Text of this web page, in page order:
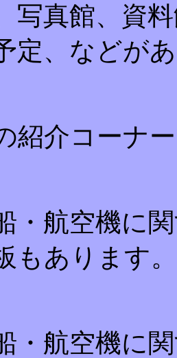
写真館、資
定、などが
紹介コーナ
・航空機に
もあります。
・航空機に